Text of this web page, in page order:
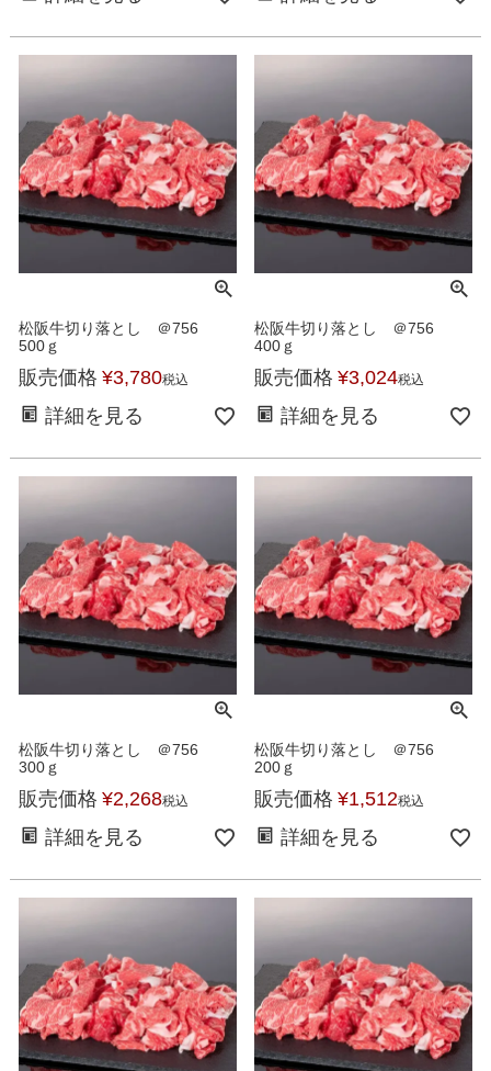
松阪牛切り落とし ＠756
500ｇ
販売価格 ¥3,780税込
詳細を見る
松阪牛切り落とし ＠756
400ｇ
販売価格 ¥3,024税込
詳細を見る
松阪牛切り落とし ＠756
300ｇ
販売価格 ¥2,268税込
詳細を見る
松阪牛切り落とし ＠756
200ｇ
販売価格 ¥1,512税込
詳細を見る